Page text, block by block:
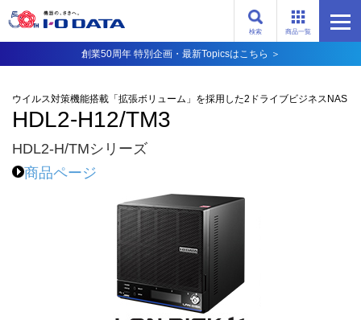
商品一覧
検索
創業50周年 特別企画・最新Topicsはこちら ＞
ウイルス対策機能搭載「拡張ボリューム」を採用した2ドライブビジネスNAS
HDL2-H12/TM3
HDL2-H/TMシリーズ
商品ページ